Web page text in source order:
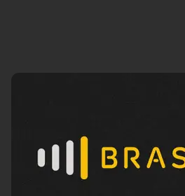
Tecnologia
Cinema
Infraestrutura
Internacional